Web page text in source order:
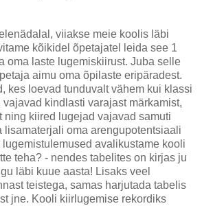
viiakse meie koolis läbi
kõikidel õpetajatel leida see 1
oma laste lugemiskiirust. Juba selle
aimu oma õpilaste eripäradest.
kes loevad tunduvalt vähem kui klassi
kindlasti varajast märkamist,
ning kiired lugejad vajavad samuti
lisamaterjali oma arengupotentsiaali
avalikustame kooli
teha? - nendes tabelites on kirjas ju
läbi kuue aasta! Lisaks veel
teistega, samas harjutada tabelis
jne. Kooli kiirlugemise rekordiks